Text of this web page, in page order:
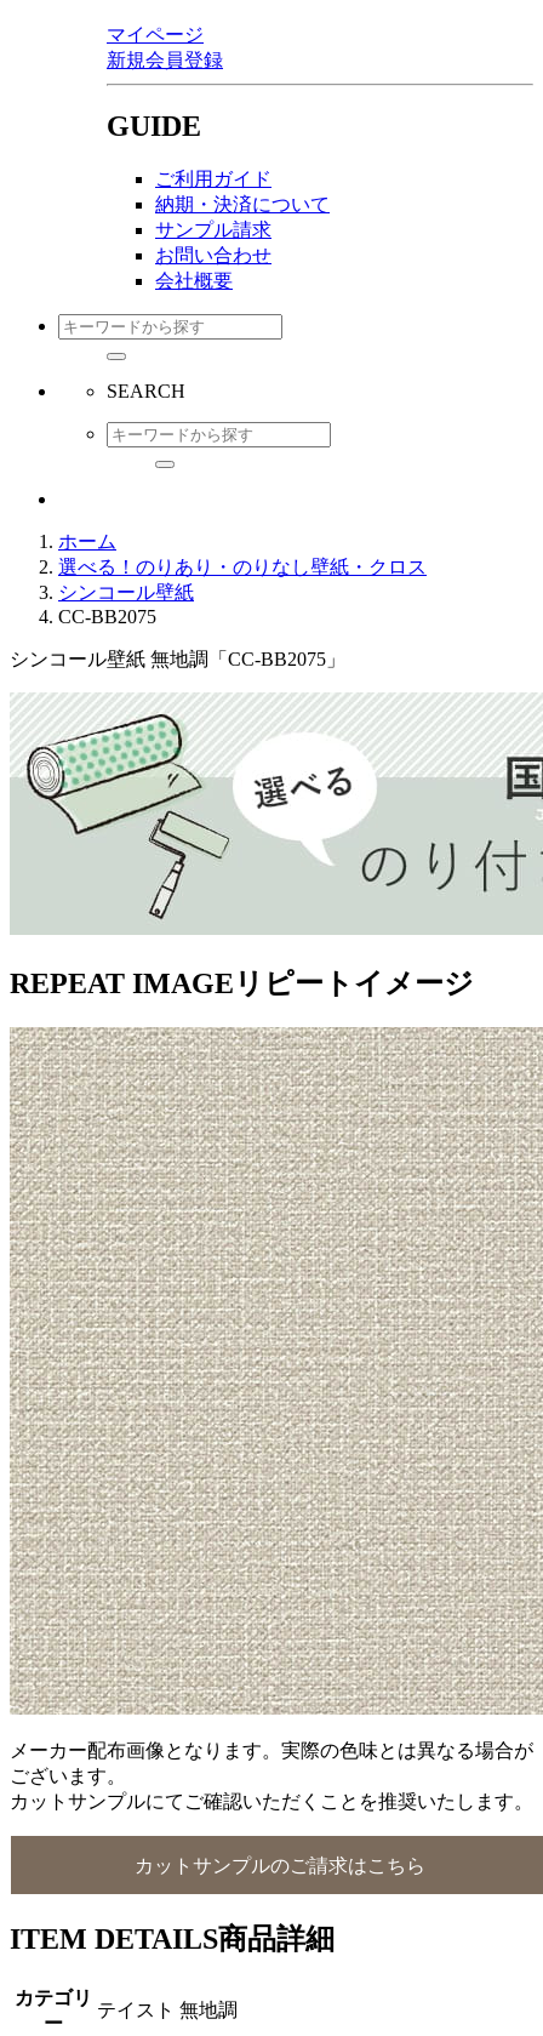
マイページ
新規会員登録
GUIDE
ご利用ガイド
納期・決済について
サンプル請求
お問い合わせ
会社概要
SEARCH
ホーム
選べる！のりあり・のりなし壁紙・クロス
シンコール壁紙
CC-BB2075
シンコール壁紙 無地調「CC-BB2075」
REPEAT IMAGE リピートイメージ
メーカー配布画像となります。実際の色味とは異なる場合が
ございます。
カットサンプルにてご確認いただくことを推奨いたします。
カットサンプルのご請求はこちら
ITEM DETAILS商品詳細
カテゴリ
ー
テイスト 無地調